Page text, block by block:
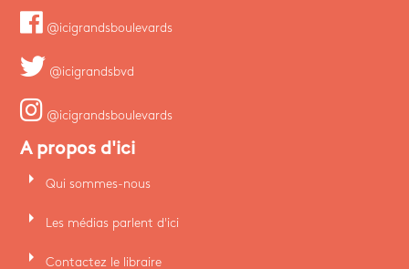
@icigrandsboulevards
@icigrandsbvd
@icigrandsboulevards
A propos d'ici
arrow_right Qui sommes-nous
arrow_right Les médias parlent d'ici
arrow_right Contactez le libraire